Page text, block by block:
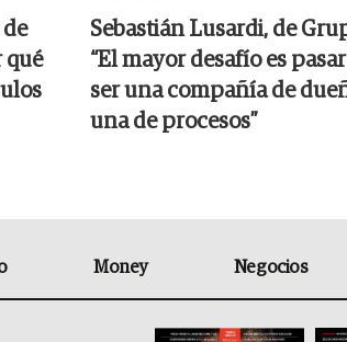
qué
Sebastián Lusardi, de
“El mayor desafío es
ser una compañía de
una de procesos”
Money Negocios